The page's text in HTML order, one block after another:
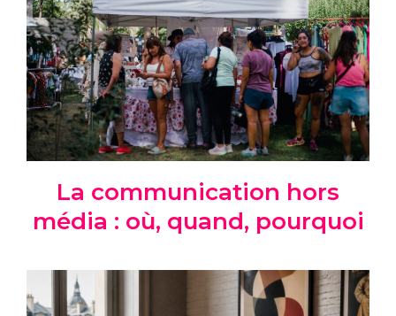
La communication hors
média : où, quand, pourquoi